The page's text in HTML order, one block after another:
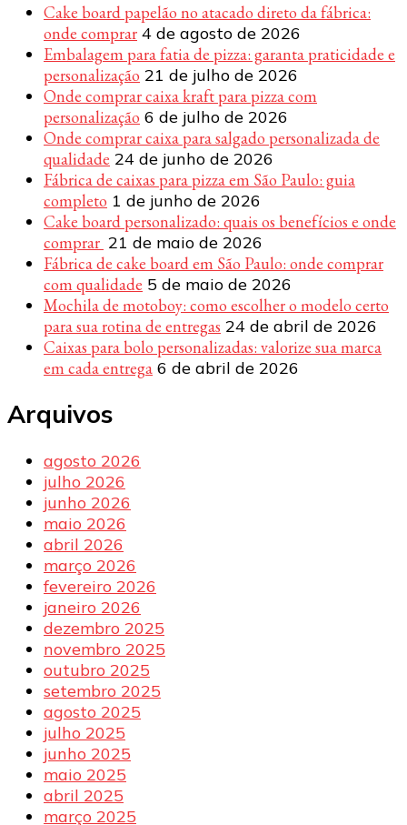
Cake board papelão no atacado direto da fábrica:
onde comprar 4 de agosto de 2026
Embalagem para fatia de pizza: garanta praticidade e
personalização 21 de julho de 2026
Onde comprar caixa kraft para pizza com
personalização 6 de julho de 2026
Onde comprar caixa para salgado personalizada de
qualidade 24 de junho de 2026
Fábrica de caixas para pizza em São Paulo: guia
completo 1 de junho de 2026
Cake board personalizado: quais os benefícios e onde
comprar 21 de maio de 2026
Fábrica de cake board em São Paulo: onde comprar
com qualidade 5 de maio de 2026
Mochila de motoboy: como escolher o modelo certo
para sua rotina de entregas 24 de abril de 2026
Caixas para bolo personalizadas: valorize sua marca
em cada entrega 6 de abril de 2026
Arquivos
agosto 2026
julho 2026
junho 2026
maio 2026
abril 2026
março 2026
fevereiro 2026
janeiro 2026
dezembro 2025
novembro 2025
outubro 2025
setembro 2025
agosto 2025
julho 2025
junho 2025
maio 2025
abril 2025
março 2025